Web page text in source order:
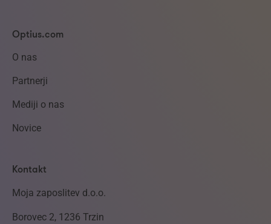
Optius.com
O nas
Partnerji
Mediji o nas
Novice
Kontakt
Moja zaposlitev d.o.o.
Borovec 2, 1236 Trzin